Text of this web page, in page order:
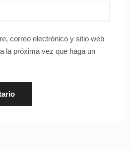
correo electrónico y sitio web
la próxima vez que haga un